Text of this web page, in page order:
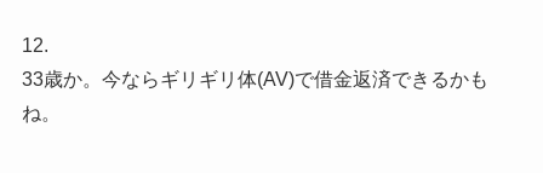
12.
33歳か。今ならギリギリ体(AV)で借金返済できるかも
ね。